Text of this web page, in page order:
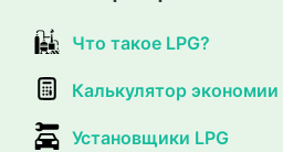
Что такое LPG?
Калькулятор экономии
Установщики LPG